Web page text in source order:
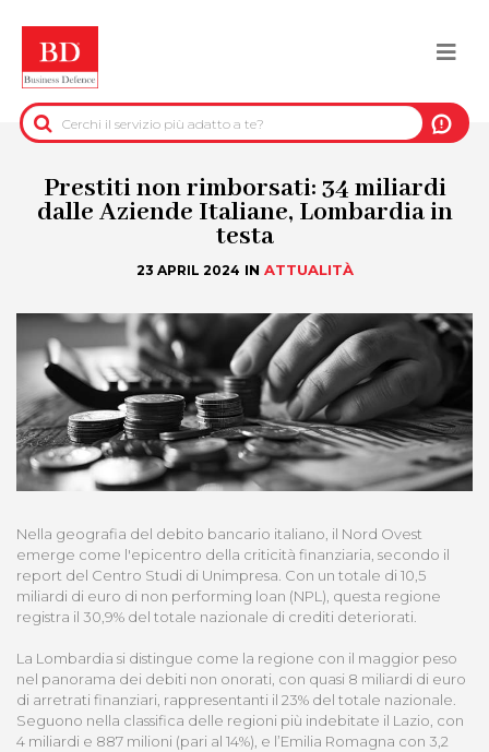
contenuto
principale
BACK
INFORMAZIONI PRE-CONTRATTUALI
INFORMAZIONI PER IL RECUPERO DEL
INFORMAZIONI IMMOBILIARI
DATI UFFICIALI
DUE DILIGENCE
SERVIZI ANTIFRODE
Prestiti non rimborsati: 34 miliardi
dalle Aziende Italiane, Lombardia in
testa
23 APRIL 2024 IN ATTUALITÀ
Nella geografia del debito bancario italiano, il Nord Ovest
emerge come l'epicentro della criticità finanziaria, secondo il
report del Centro Studi di Unimpresa. Con un totale di 10,5
miliardi di euro di non performing loan (NPL), questa regione
registra il 30,9% del totale nazionale di crediti deteriorati.
La Lombardia si distingue come la regione con il maggior peso
nel panorama dei debiti non onorati, con quasi 8 miliardi di euro
di arretrati finanziari, rappresentanti il 23% del totale nazionale.
Seguono nella classifica delle regioni più indebitate il Lazio, con
4 miliardi e 887 milioni (pari al 14%), e l’Emilia Romagna con 3,2